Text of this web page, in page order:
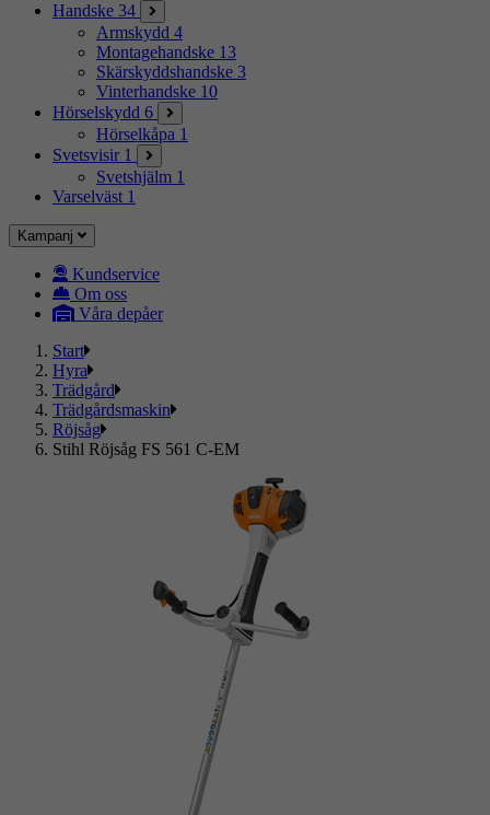
Handske 34
Armskydd 4
Montagehandske 13
Skärskyddshandske 3
Vinterhandske 10
Hörselskydd 6
Hörselkåpa 1
Svetsvisir 1
Svetshjälm 1
Varselväst 1
Kampanj
Kundservice
Om oss
Våra depåer
Start
Hyra
Trädgård
Trädgårdsmaskin
Röjsåg
Stihl Röjsåg FS 561 C-EM